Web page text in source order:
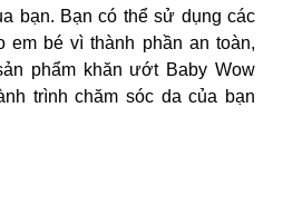
bạn. Bạn có thể sử dụng các
em bé vì thành phần an toàn,
phẩm khăn ướt Baby Wow
trình chăm sóc da của bạn